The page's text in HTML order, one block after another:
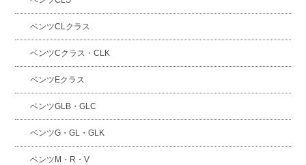
ベンツCLクラス
ベンツCクラス・CLK
ベンツEクラス
ベンツGLB・GLC
ベンツG・GL・GLK
ベンツM・R・V